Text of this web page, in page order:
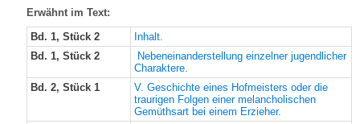
Erwähnt im Text:
Bd. 1, Stück 2
Inhalt.
Bd. 1, Stück 2
Nebeneinanderstellung einzelner jugendlicher
Charaktere.
Bd. 2, Stück 1
V. Geschichte eines Hofmeisters oder die
traurigen Folgen einer melancholischen
Gemüthsart bei einem Erzieher.